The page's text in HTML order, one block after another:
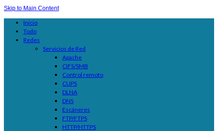
Skip to Main Content
Inicio
Todo
Redes
Servicios de Red
Apache
CIFS/SMB
Control remoto
CUPS
DLNA
DNS
Escáneres
FTP/FTPS
HTTP/HTTPS